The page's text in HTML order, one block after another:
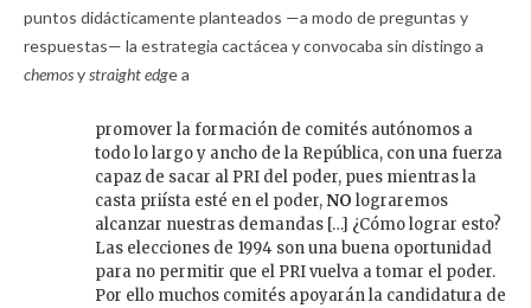
puntos didácticamente planteados —a modo de preguntas y
respuestas— la estrategia cactácea y convocaba sin distingo a
chemosystraight edge a
promover la formación de comités autónomos a
todo lo largo y ancho de la República, con una fuerza
capaz de sacar al PRI del poder, pues mientras la
casta priísta esté en el poder,NO lograremos
alcanzar nuestras demandas […] ¿Cómo lograr esto?
Las elecciones de 1994 son una buena oportunidad
para no permitir que el PRI vuelva a tomar el poder.
Por ello muchos comités apoyarán la candidatura de